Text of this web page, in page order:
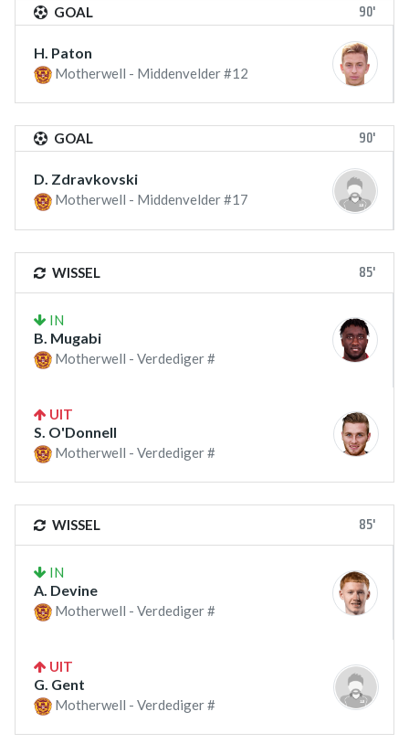
GOAL 90'
H. Paton
Motherwell - Middenvelder #12
GOAL 90'
D. Zdravkovski
Motherwell - Middenvelder #17
WISSEL 85'
IN
B. Mugabi
Motherwell - Verdediger #
UIT
S. O'Donnell
Motherwell - Verdediger #
WISSEL 85'
IN
A. Devine
Motherwell - Verdediger #
UIT
G. Gent
Motherwell - Verdediger #